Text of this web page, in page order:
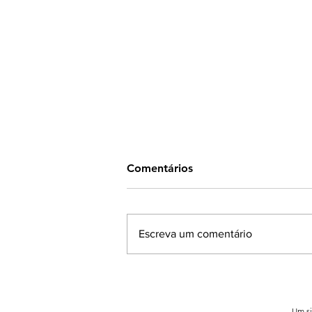
Comentários
Escreva um comentário